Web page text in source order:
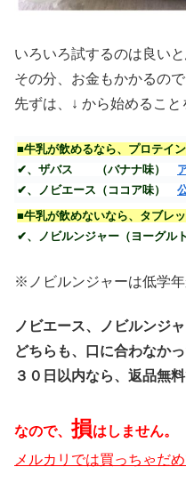
いろいろ試するのは良い
その分、お金もかかるので
先ずは、↓ から始めること
■牛乳が飲めるなら、プロテイ
✔、ザバス （バナナ味）
✔、ノビエース（ココア味）
■牛乳が飲めないなら、タブレ
✔、ノビルンジャー（ヨーグル
※ノビルンジャーは低学
ノビエース、ノビルンジ
どちらも、口に合わなか
３０日以内なら、 返品無料
なので、損はしません。
メルカリでは買っちゃだめ